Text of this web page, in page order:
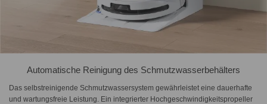
Automatische Reinigung des Schmutzwasserbehälters
Das selbstreinigende Schmutzwassersystem gewährleistet eine dauerhafte
und wartungsfreie Leistung. Ein integrierter Hochgeschwindigkeitspropeller